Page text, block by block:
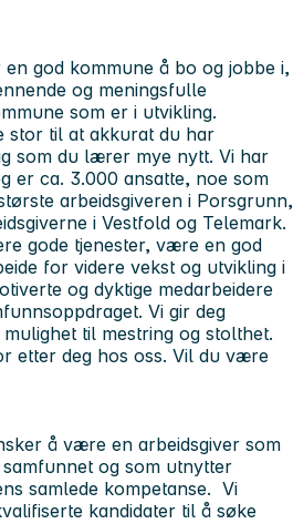
god kommune å bo og jobbe i,
og meningsfulle
som er i utvikling.
stor til at akkurat du har
som du lærer mye nytt. Vi har
er ca. 3.000 ansatte, noe som
arbeidsgiveren i Porsgrunn,
i Vestfold og Telemark.
gode tjenester, være en god
for videre vekst og utvikling i
og dyktige medarbeidere
Vi gir deg
til mestring og stolthet.
etter deg hos oss. Vil du være
å være en arbeidsgiver som
og som utnytter
samlede kompetanse. Vi
kandidater til å søke